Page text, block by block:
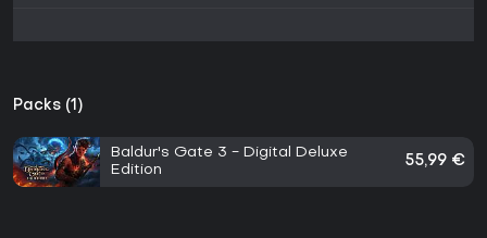
Packs (1)
Baldur's Gate 3 - Digital Deluxe
Edition
55,99 €